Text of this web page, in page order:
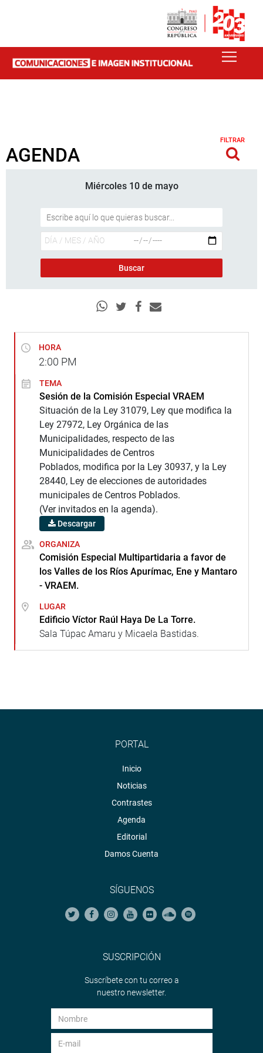
AGENDA
FILTRAR
Miércoles 10 de mayo
HORA
2:00 PM
TEMA
Sesión de la Comisión Especial VRAEM
Situación de la Ley 31079, Ley que modifica la
Ley 27972, Ley Orgánica de las
Municipalidades, respecto de las
Municipalidades de Centros
Poblados, modifica por la Ley 30937, y la Ley
28440, Ley de elecciones de autoridades
municipales de Centros Poblados.
(Ver invitados en la agenda).
Descargar
ORGANIZA
Comisión Especial Multipartidaria a favor de
los Valles de los Ríos Apurímac, Ene y Mantaro
- VRAEM.
LUGAR
Edificio Víctor Raúl Haya De La Torre.
Sala Túpac Amaru y Micaela Bastidas.
PORTAL
Inicio
Noticias
Contrastes
Agenda
Editorial
Damos Cuenta
SÍGUENOS
SUSCRIPCIÓN
Suscríbete con tu correo a
nuestro newsletter.